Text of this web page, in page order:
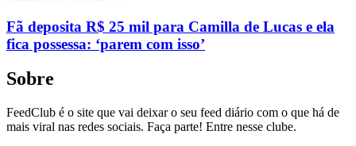
Fã deposita R$ 25 mil para Camilla de Lucas e ela
fica possessa: ‘parem com isso’
Sobre
FeedClub é o site que vai deixar o seu feed diário com o que há de
mais viral nas redes sociais. Faça parte! Entre nesse clube.